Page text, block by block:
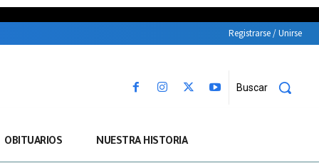
Registrarse / Unirse
Buscar
OBITUARIOS NUESTRA HISTORIA